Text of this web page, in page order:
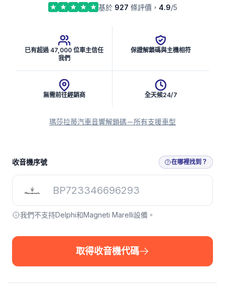
基於 927 條評價， 4.9/5
已有超過 47,000 位車主信任
我們
保證解鎖碼與主機相符
無需前往經銷商 全天候24/7
瑪莎拉蒂汽車音響解鎖碼－所有支援車型
收音機序號 在哪裡找到？
我們不支持Delphi和Magneti Marelli設備。
取得收音機代碼